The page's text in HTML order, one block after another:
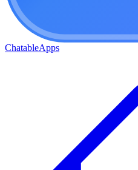
ChatableApps